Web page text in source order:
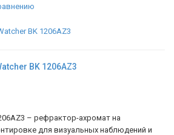
BK 1206AZ3
– рефрактор-ахромат на
для визуальных наблюдений и